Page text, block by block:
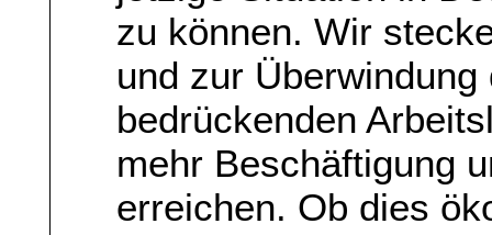
zu können. Wir
und zur
bedrückenden
mehr Beschäftigung
erreichen. Ob dies